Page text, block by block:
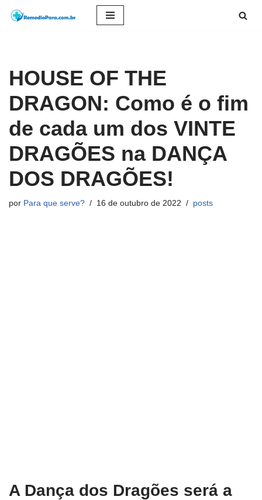
conteúdo
HOUSE OF THE
DRAGON: Como é o fim
de cada um dos VINTE
DRAGÕES na DANÇA
DOS DRAGÕES!
por Para que serve? 16 de outubro de 2022 posts
A Dança dos Dragões será a